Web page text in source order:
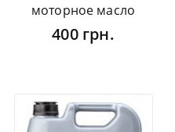
моторное масло
400 грн.